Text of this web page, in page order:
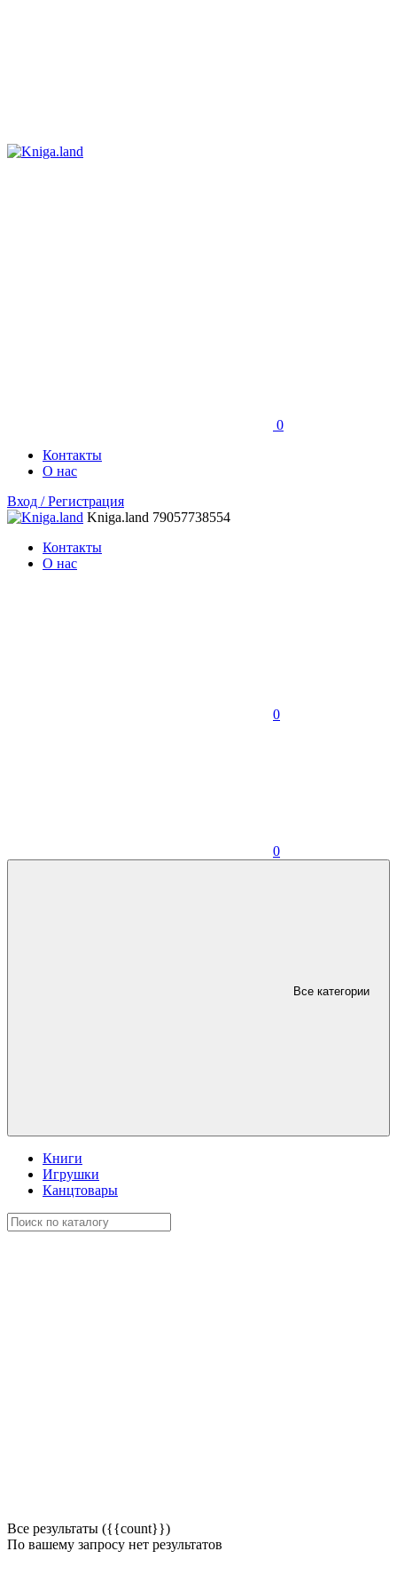
0
Контакты
О нас
Вход / Регистрация
Kniga.land 79057738554
Контакты
О нас
0
0
Все категории
Книги
Игрушки
Канцтовары
Все результаты ({{count}})
По вашему запросу нет результатов